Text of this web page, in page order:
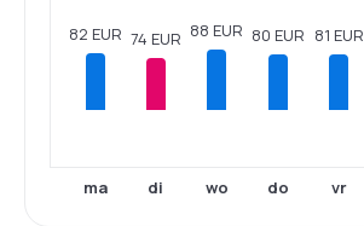
82 EUR
ma
74 EUR
di
88 EUR
wo
80 EUR
do
81 EUR
vr